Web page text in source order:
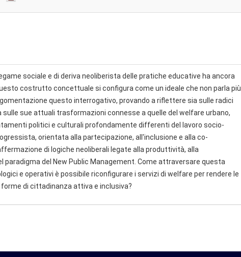
sociale e di deriva neoliberista delle pratiche educative ha ancora
costrutto concettuale si configura come un ideale che non parla più
questo interrogativo, provando a riflettere sia sulle radici
sue attuali trasformazioni connesse a quelle del welfare urbano,
politici e culturali profondamente differenti del lavoro socio-
orientata alla partecipazione, all'inclusione e alla co-
di logiche neoliberali legate alla produttività, alla
del New Public Management. Come attraversare questa
e operativi è possibile riconfigurare i servizi di welfare per rendere le
di cittadinanza attiva e inclusiva?